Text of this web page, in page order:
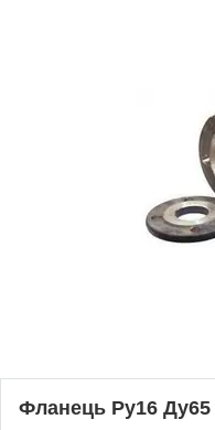
Фланець Ру16 Ду65